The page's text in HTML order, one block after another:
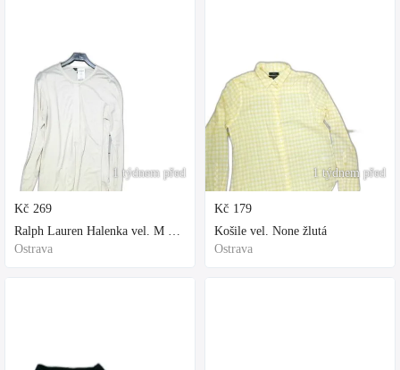
1 týdnem před
Kč 269
Ralph Lauren Halenka vel. M bílá
Ostrava
1 týdnem před
Kč 179
Košile vel. None žlutá
Ostrava